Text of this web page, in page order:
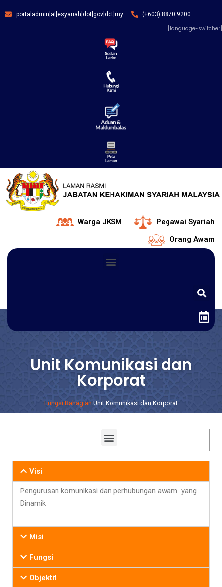
portaladmin[at]esyariah[dot]gov[dot]my (+603) 8870 9200
[language-switcher]
Warga JKSM
Pegawai Syariah
Orang Awam
Unit Komunikasi dan
Korporat
Fungsi Bahagian Unit Komunikasi dan Korporat
Visi
Pengurusan komunikasi dan perhubungan awam yang
Dinamik
Misi
Fungsi
Objektif